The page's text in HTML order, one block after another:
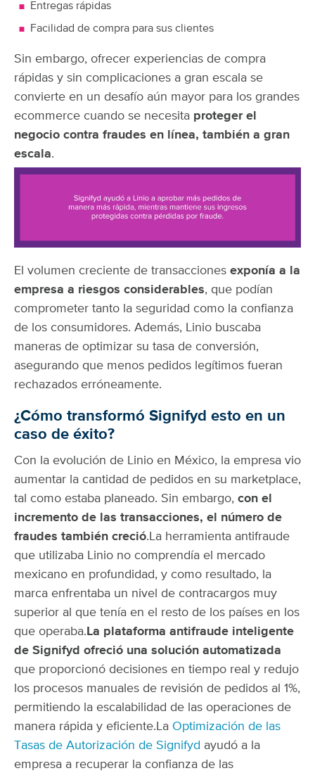
Entregas rápidas
Facilidad de compra para sus clientes
Sin embargo, ofrecer experiencias de compra
rápidas y sin complicaciones a gran escala se
convierte en un desafío aún mayor para los grandes
ecommerce cuando se necesita proteger el
negocio contra fraudes en línea, también a gran
escala.
El volumen creciente de transacciones exponía a la
empresa a riesgos considerables, que podían
comprometer tanto la seguridad como la confianza
de los consumidores. Además, Linio buscaba
maneras de optimizar su tasa de conversión,
asegurando que menos pedidos legítimos fueran
rechazados erróneamente.
¿Cómo transformó Signifyd esto en un
caso de éxito?
Con la evolución de Linio en México, la empresa vio
aumentar la cantidad de pedidos en su marketplace,
tal como estaba planeado. Sin embargo, con el
incremento de las transacciones, el número de
fraudes también creció. La herramienta antifraude
que utilizaba Linio no comprendía el mercado
mexicano en profundidad, y como resultado, la
marca enfrentaba un nivel de contracargos muy
superior al que tenía en el resto de los países en los
que operaba. La plataforma antifraude inteligente
de Signifyd ofreció una solución automatizada
que proporcionó decisiones en tiempo real y redujo
los procesos manuales de revisión de pedidos al 1%,
permitiendo la escalabilidad de las operaciones de
manera rápida y eficiente. La Optimización de las
Tasas de Autorización de Signifyd ayudó a la
empresa a recuperar la confianza de las